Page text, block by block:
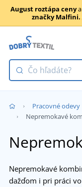
August roztápa cenya
značky Malfini.
Pracovné odevy
Nepremokavé
Nepremokavé
dažďom i pri práci